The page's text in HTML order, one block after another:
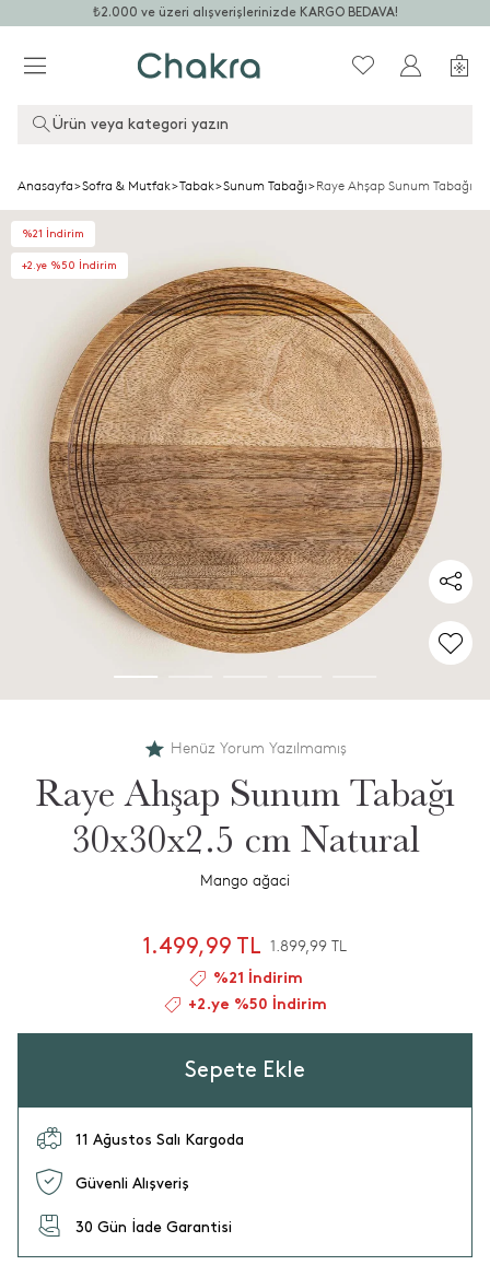
₺2.000 ve üzeri alışverişlerinizde KARGO BEDAVA!
Ürün veya kategori yazın
Anasayfa>Sofra & Mutfak>Tabak>Sunum Tabağı>Raye Ahşap Sunum Tabağı
%21 İndirim
+2.ye %50 İndirim
Henüz Yorum Yazılmamış
Raye Ahşap Sunum Tabağı
30x30x2.5 cm Natural
Mango ağaci
1.499,99 TL 1.899,99 TL
%21 İndirim
+2.ye %50 İndirim
Sepete Ekle
11 Ağustos Salı Kargoda
Güvenli Alışveriş
30 Gün İade Garantisi